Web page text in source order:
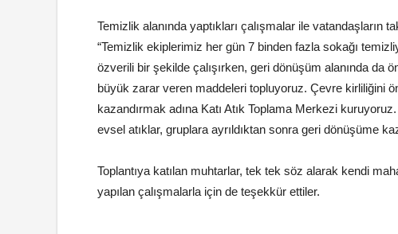
Temizlik alanında yaptıkları çalışmalar ile vatandaşların
“Temizlik ekiplerimiz her gün 7 binden fazla sokağı
özverili bir şekilde çalışırken, geri dönüşüm alanında da
büyük zarar veren maddeleri topluyoruz. Çevre kirliliğini
kazandırmak adına Katı Atık Toplama Merkezi
evsel atıklar, gruplara ayrıldıktan sonra geri dönüşüme
Toplantıya katılan muhtarlar, tek tek söz alarak kendi
yapılan çalışmalarla için de teşekkür ettiler.